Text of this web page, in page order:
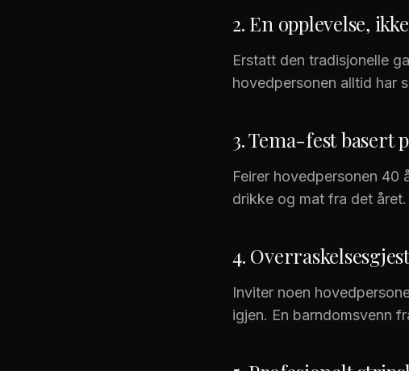
2. En opplevelse,
Erstatt den tradisjonelle
hovedpersonen alltid har
3. Tema-fest basert
Feirer hovedpersonen
drikke og mat fra det
4. Overraskelsesgjest
Inviter noen
igjen. En barndomsvenn